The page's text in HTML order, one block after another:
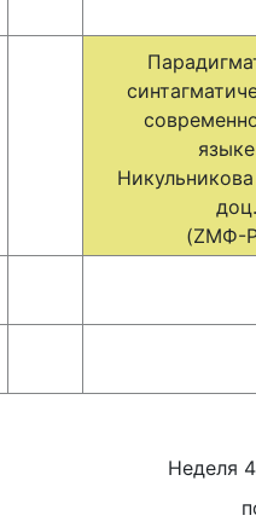
(ZМФ-
Неделя